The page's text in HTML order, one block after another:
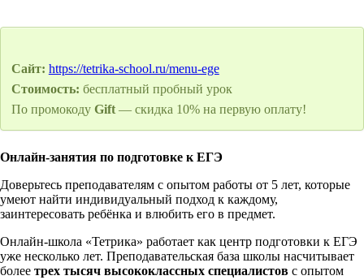
Сайт: https://tetrika-school.ru/menu-ege
Стоимость: бесплатный пробный урок
По промокоду Gift— скидка 10% на первую оплату!
Онлайн-занятия по подготовке к ЕГЭ
Доверьтесь преподавателям с опытом работы от 5 лет, которые
умеют найти индивидуальный подход к каждому,
заинтересовать ребёнка и влюбить его в предмет.
Онлайн-школа «Тетрика» работает как центр подготовки к ЕГЭ
уже несколько лет. Преподавательская база школы насчитывает
более трех тысяч высококлассных специалистов с опытом